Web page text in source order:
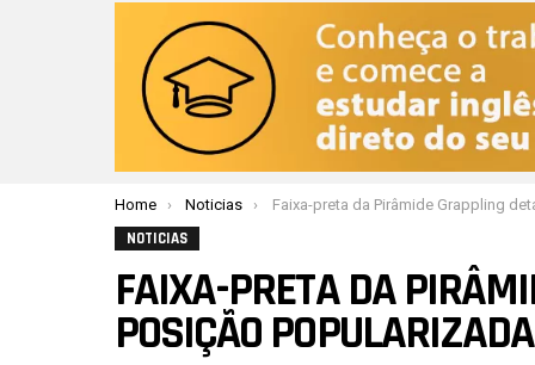
Você está aqui:
Home Noticias Faixa-preta da Pirâmide Grappling detalha posição popularizada por Gordon
NOTICIAS
FAIXA-PRETA DA
POSIÇÃO